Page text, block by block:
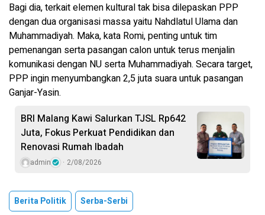
Bagi dia, terkait elemen kultural tak bisa dilepaskan PPP
dengan dua organisasi massa yaitu Nahdlatul Ulama dan
Muhammadiyah. Maka, kata Romi, penting untuk tim
pemenangan serta pasangan calon untuk terus menjalin
komunikasi dengan NU serta Muhammadiyah. Secara target,
PPP ingin menyumbangkan 2,5 juta suara untuk pasangan
Ganjar-Yasin.
BRI Malang Kawi Salurkan TJSL Rp642
Juta, Fokus Perkuat Pendidikan dan
Renovasi Rumah Ibadah
admin 2/08/2026
Berita Politik Serba-Serbi